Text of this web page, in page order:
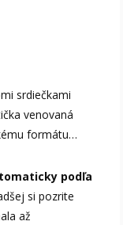
srdiečkami
venovaná
formátu…
podľa
si pozrite
až